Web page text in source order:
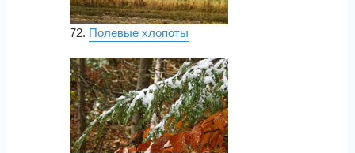
72. Полевые хлопоты